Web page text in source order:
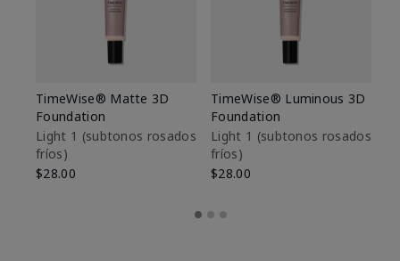
TimeWise® Matte 3D
Foundation
Light 1​ (subtonos rosados
fríos)
$28.00
TimeWise® Luminous 3D
Foundation
Light 1​ (subtonos rosados
fríos)
$28.00